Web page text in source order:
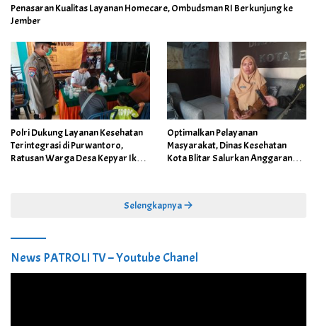
Penasaran Kualitas Layanan Homecare, Ombudsman RI Berkunjung ke
Jember
Polri Dukung Layanan Kesehatan
Terintegrasi di Purwantoro,
Ratusan Warga Desa Kepyar Ikuti
Optimalkan Pelayanan
Masyarakat, Dinas Kesehatan
Kota Blitar Salurkan Anggaran
Selengkapnya
News PATROLI TV – Youtube Chanel